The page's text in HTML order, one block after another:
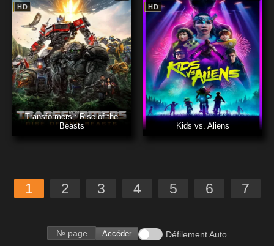
HD
Transformers : Rise of the
Beasts
HD
Kids vs. Aliens
1 2 3 4 5 6 7
Accéder Défilement Auto